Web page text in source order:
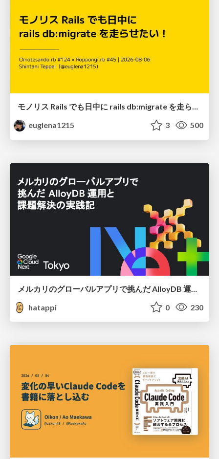
モノリス Rails でも日中に rails db:migrate を走らせたい！ / Daytime rails db:migrate on Monolithic Rails!
euglena1215
3 500
hatappi
0 230